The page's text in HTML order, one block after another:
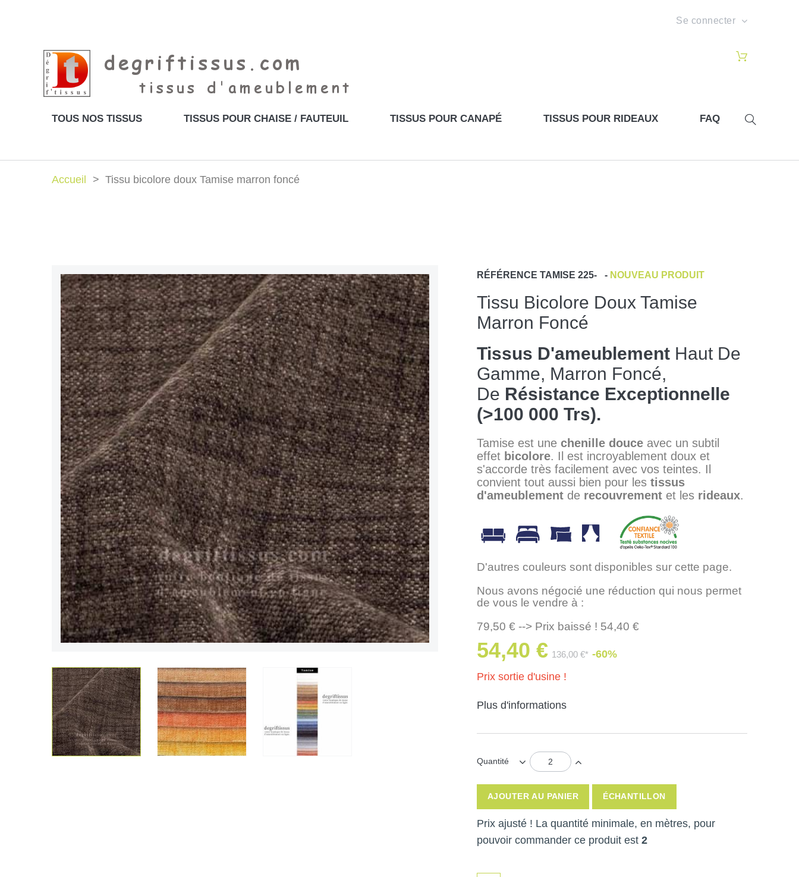
Se connecter
TOUS NOS TISSUS TISSUS POUR CHAISE / FAUTEUIL TISSUS POUR CANAPÉ TISSUS POUR RIDEAUX FAQ
Accueil Tissu bicolore doux Tamise marron foncé
RÉFÉRENCE TAMISE 225- - NOUVEAU PRODUIT
Tissu Bicolore Doux Tamise
Marron Foncé
Tissus D'ameublementHaut De
Gamme, Marron Foncé,
De Résistance Exceptionnelle
(>100 000 Trs).
Tamise est une chenille douceavec un subtil
effet bicolore. Il est incroyablement doux et
s'accorde très facilement avec vos teintes. Il
convient tout aussi bien pour les tissus
d'ameublementde recouvrementet les rideaux.
D'autres couleurs sont disponibles sur cette page.
Nous avons négocié une réduction qui nous permet
de vous le vendre à :
79,50 € --> Prix baissé ! 54,40 €
54,40 € 136,00 €* -60%
Prix sortie d'usine !
Plus d'informations
Quantité
AJOUTER AU PANIER ÉCHANTILLON
Prix ajusté ! La quantité minimale, en mètres, pour
pouvoir commander ce produit est 2